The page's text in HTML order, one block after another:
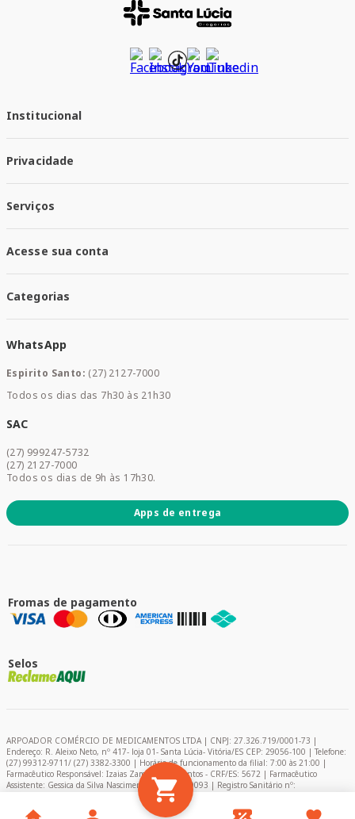
Institucional
Trabalhe conosco
Responsabilidade Social
Nossas Lojas
Privacidade
Política de Entrega
Trocas e Devoluções
Serviços
Santa Mais Exames
Santa Mais Serviços
Santa Mais Convenios
Acesse sua conta
Meus Pedidos
Categorias
Saúde e Bem-estar
Mamães e Bebê
Dermocosméticos
Promoções
WhatsApp
Espirito Santo: (27) 2127-7000
Todos os dias das 7h30 às 21h30
SAC
(27) 999247-5732
(27) 2127-7000
Todos os dias de 9h às 17h30.
Apps de entrega
Fromas de pagamento
Selos
ARPOADOR COMÉRCIO DE MEDICAMENTOS LTDA | CNPJ: 27.326.719/0001-73 |
Endereço: R. Aleixo Neto, nº 417- loja 01- Santa Lúcia- Vitória/ES CEP: 29056-100 | Telefone:
(27) 99312-9711/ (27) 3382-3300 | Horário de funcionamento da filial: 7:00 às 21:00 |
Farmacêutico Responsável: Izaias Zambelli dos Santos - CRF/ES: 5672 | Farmacêutico
Assistente: Gessica da Silva Nascimento – CRF/ES: 9093 | Registro Sanitário nº:
2024849/2020 | AFE: 0.11366-0 | Encarregado de Proteção de Dados (DPO) - Pablo Felipe
Campelo